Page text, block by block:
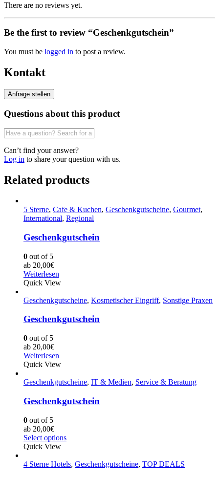
There are no reviews yet.
Be the first to review “Geschenkgutschein”
You must be logged in to post a review.
Kontakt
Questions about this product
Can’t find your answer?
Log in to share your question with us.
Related products
5 Sterne, Cafe & Kuchen, Geschenkgutscheine, Gourmet,
International, Regional
Geschenkgutschein
0 out of 5
ab 20,00€
Weiterlesen
Quick View
Geschenkgutscheine, Kosmetischer Eingriff, Sonstige Praxen
Geschenkgutschein
0 out of 5
ab 20,00€
Weiterlesen
Quick View
Geschenkgutscheine, IT & Medien, Service & Beratung
Geschenkgutschein
0 out of 5
ab 20,00€
Select options
Quick View
4 Sterne Hotels, Geschenkgutscheine, TOP DEALS